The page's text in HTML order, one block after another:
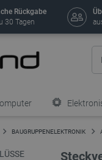
Rückgabe
30 Tagen
BAUGRUPPENELEKTRONIK